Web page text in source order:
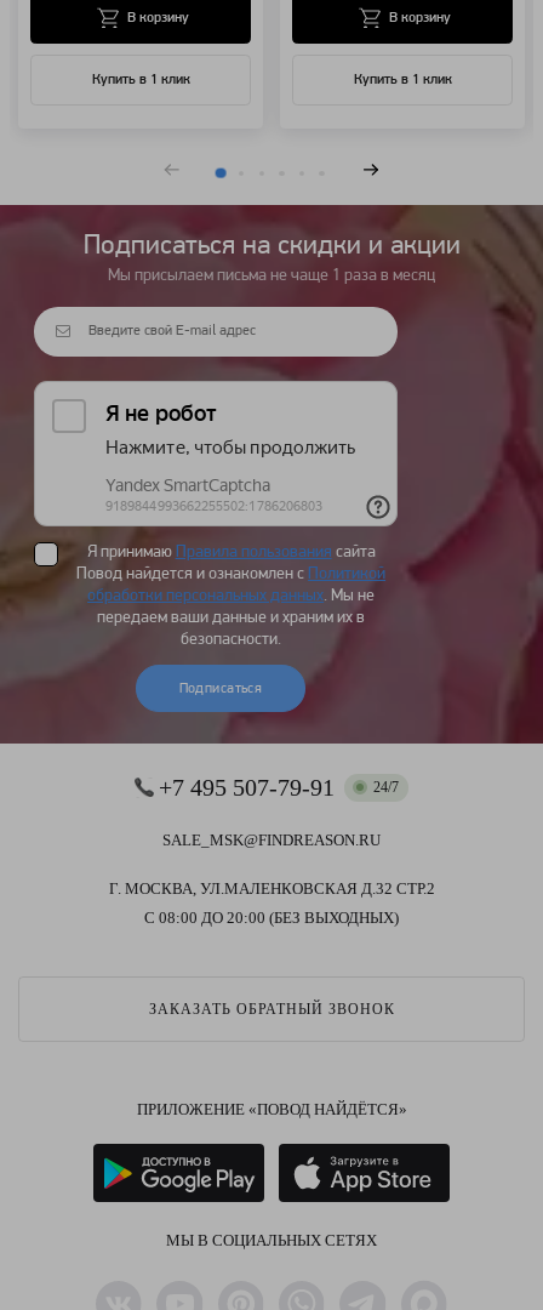
Купить в 1 клик
В корзину
Купить в 1 клик
В корзину
Подписаться на cкидки и акции
Мы присылаем письма не чаще 1 раза в месяц
Я принимаю Правила пользования сайта
Повод найдется и ознакомлен с Политикой
обработки персональных данных. Мы не
передаем ваши данные и храним их в
безопасности.
Подписаться
+7 495 507-79-91 24/7
SALE_MSK@FINDREASON.RU
Г. МОСКВА, УЛ.МАЛЕНКОВСКАЯ Д.32 СТР.2
С 08:00 ДО 20:00 (БЕЗ ВЫХОДНЫХ)
ЗАКАЗАТЬ ОБРАТНЫЙ ЗВОНОК
ПРИЛОЖЕНИЕ «ПОВОД НАЙДЁТСЯ»
МЫ В СОЦИАЛЬНЫХ СЕТЯХ